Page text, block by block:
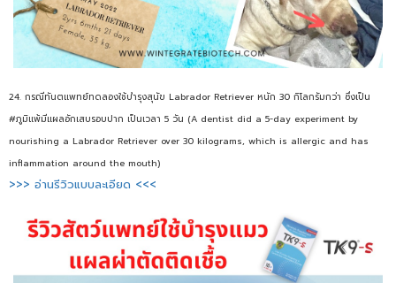
24. กรณีทันตแพทย์ทดลองใช้บำรุงสุนัข Labrador Retriever หนัก 30 กิโลกรัมกว่า ซึ่งเป็น
#ภูมิแพ้มีแผลอักเสบรอบปาก เป็นเวลา 5 วัน (A dentist did a 5-day experiment by
nourishing a Labrador Retriever over 30 kilograms, which is allergic and has
inflammation around the mouth)
>>> อ่านรีวิวแบบละเอียด <<<